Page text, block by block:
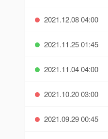
2021.12.08 04:00
2021.11.25 01:45
2021.11.04 04:00
2021.10.20 03:00
2021.09.29 00:45